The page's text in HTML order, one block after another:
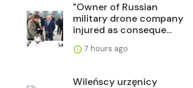
"Owner of Russian
military drone company
injured as conseque...
7 hours ago
Wileńscy urzęnicy